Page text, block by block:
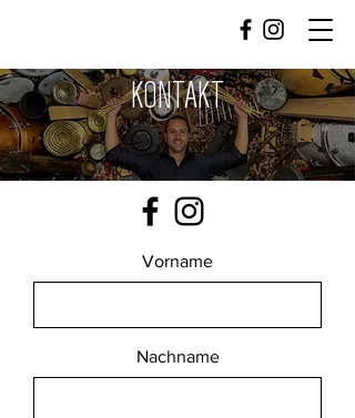
KONTAKT
Vorname
Nachname